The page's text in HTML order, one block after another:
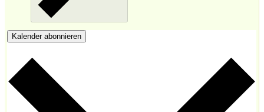
Kalender abonnieren